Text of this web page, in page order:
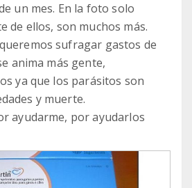
un mes. En la foto solo
de ellos, son muchos más.
sufragar gastos de
anima más gente,
ya que los parásitos son
y muerte.
ayudarme, por ayudarlos